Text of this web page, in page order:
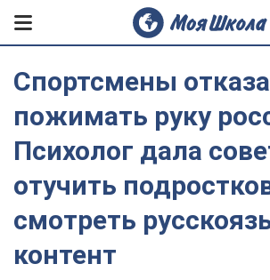
Спортсмены
пожимать руку
Психолог дала
отучить
смотреть
контент